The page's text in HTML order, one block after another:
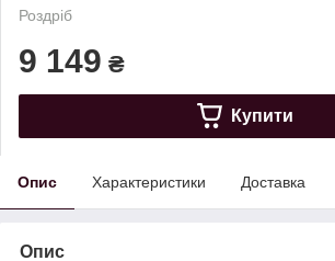
Роздріб
9 149 ₴
Купити
Опис Характеристики Доставка
Опис